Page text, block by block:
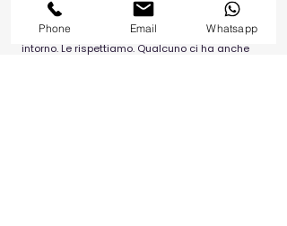
sentire, allora hanno preso coraggio. E adesso...
siamo in tanti. Le tombe sono diventate parte
delle nostre case. Ci viviamo sopra, accanto,
intorno. Le rispettiamo. Qualcuno ci ha anche
Phone Email Whatsapp